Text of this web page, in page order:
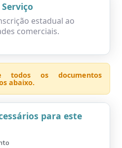
estadual ao
comerciais.
todos os documentos
abaixo.
para este